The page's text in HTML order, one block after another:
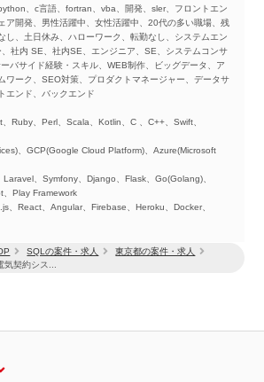
SQLの案件・求人
東京都の案件・求人
気契約シス...
、c言語、fortran、vba、開発、sler、フロントエン
ア開発、男性活躍中、女性活躍中、20代の多い職場、残
し、土日休み、ハローワーク、転勤なし、システムエン
社内 SE、社内SE、エンジニア、SE、システムコンサ
バサイド経験・スキル、WEB制作、ビッグデータ、ア
ワーク、SEO対策、プロダクトマネージャー、データサ
エンド、バックエンド
Ruby、Perl、Scala、Kotlin、C 、C++、Swift、
、GCP(Google Cloud Platform)、Azure(Microsoft
、Symfony、Django、Flask、Go(Golang)、
Play Framework
、React、Angular、Firebase、Heroku、Docker、